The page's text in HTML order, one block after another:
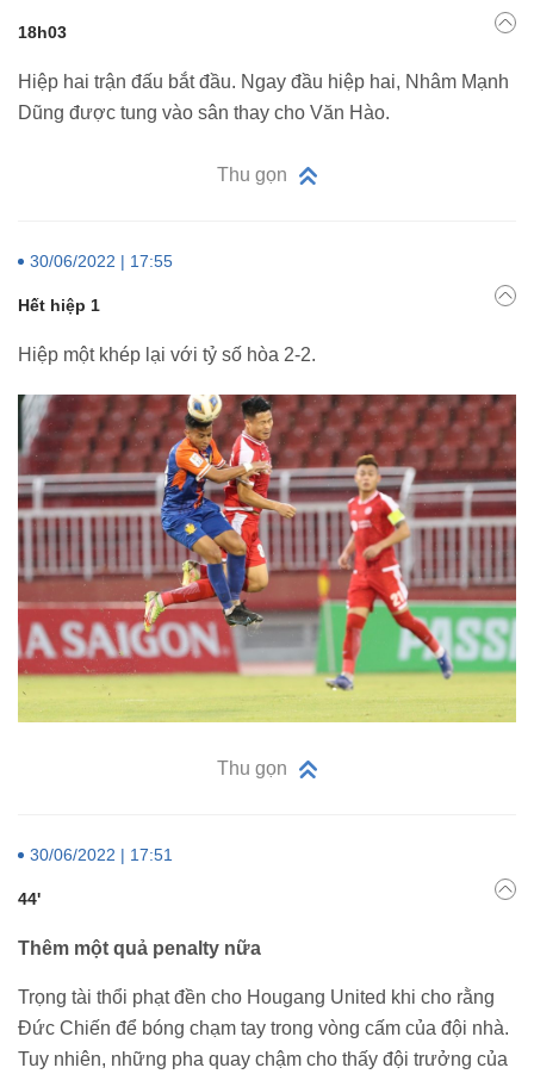
18h03
Hiệp hai trận đấu bắt đầu. Ngay đầu hiệp hai, Nhâm Mạnh
Dũng được tung vào sân thay cho Văn Hào.
Thu gọn
30/06/2022 | 17:55
Hết hiệp 1
Hiệp một khép lại với tỷ số hòa 2-2.
Thu gọn
30/06/2022 | 17:51
44'
Thêm một quả penalty nữa
Trọng tài thổi phạt đền cho Hougang United khi cho rằng
Đức Chiến để bóng chạm tay trong vòng cấm của đội nhà.
Tuy nhiên, những pha quay chậm cho thấy đội trưởng của